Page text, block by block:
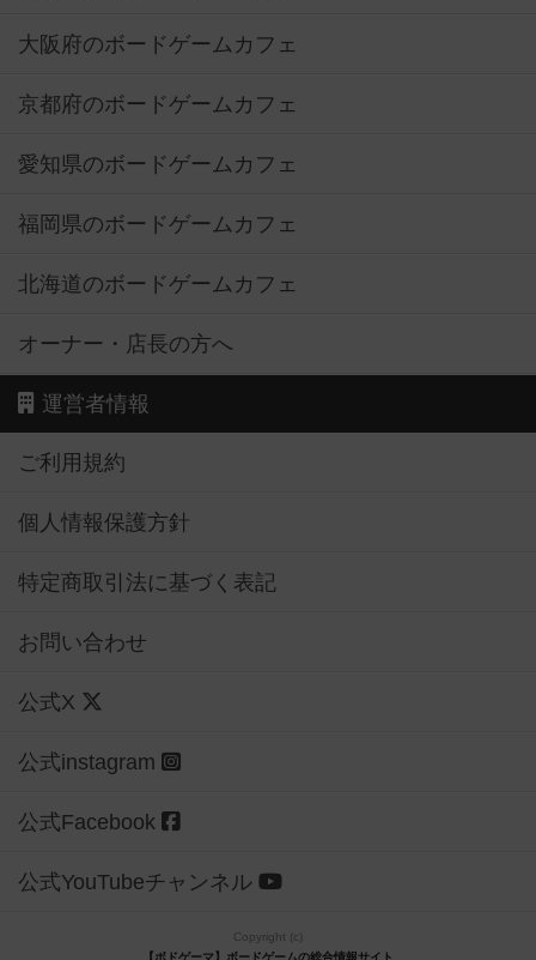
大阪府のボードゲームカフェ
京都府のボードゲームカフェ
愛知県のボードゲームカフェ
福岡県のボードゲームカフェ
北海道のボードゲームカフェ
オーナー・店長の方へ
運営者情報
ご利用規約
個人情報保護方針
特定商取引法に基づく表記
お問い合わせ
公式X
公式instagram
公式Facebook
公式YouTubeチャンネル
Copyright (c)
【ボドゲーマ】ボードゲームの総合情報サイト